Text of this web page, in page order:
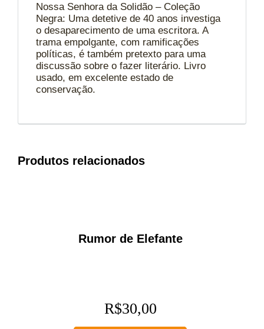
Nossa Senhora da Solidão – Coleção
Negra: Uma detetive de 40 anos investiga
o desaparecimento de uma escritora. A
trama empolgante, com ramificações
políticas, é também pretexto para uma
discussão sobre o fazer literário. Livro
usado, em excelente estado de
conservação.
Produtos relacionados
Rumor de Elefante
R$30,00